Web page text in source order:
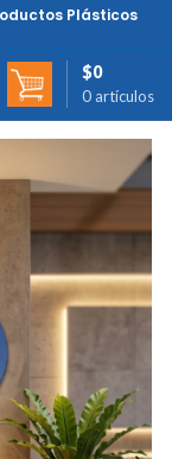
Plásticos
0 artículos
$0